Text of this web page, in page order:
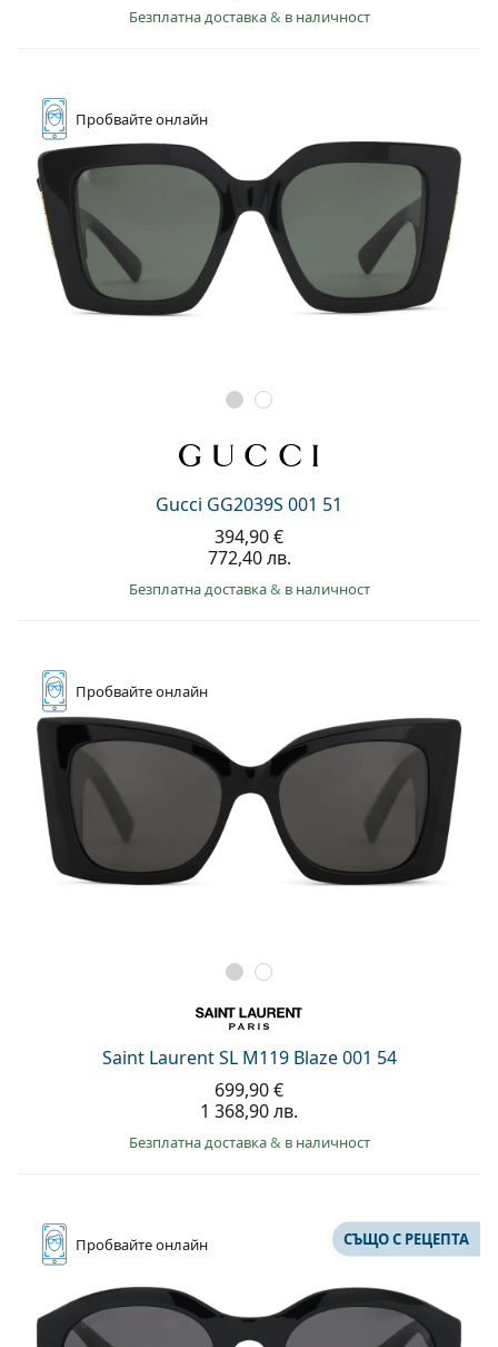
Безплатна доставка& в наличност
Пробвайтеонлайн
Gucci GG2039S 001 51
394,90 €
772,40 лв.
Безплатна доставка& в наличност
Пробвайтеонлайн
Saint Laurent SL M119 Blaze 001 54
699,90 €
1 368,90 лв.
Безплатна доставка& в наличност
Пробвайтеонлайн СЪЩО С РЕЦЕПТА